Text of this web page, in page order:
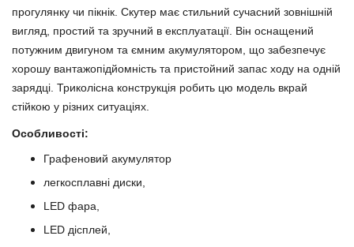
прогулянку чи пікнік. Скутер має стильний сучасний зовнішній
вигляд, простий та зручний в експлуатації. Він оснащений
потужним двигуном та ємним акумулятором, що забезпечує
хорошу вантажопідйомність та пристойний запас ходу на одній
зарядці. Триколісна конструкція робить цю модель вкрай
стійкою у різних ситуаціях.
Особливості:
Графеновий акумулятор
легкосплавні диски,
LED фара,
LED дісплей,